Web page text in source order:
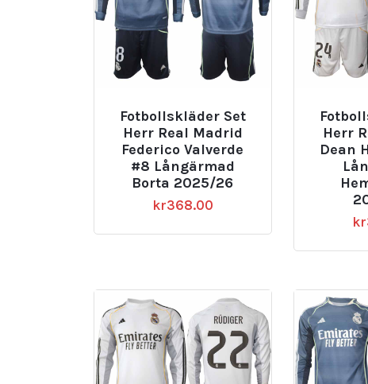
Fotbollskläder Set
Herr Real Madrid
Federico Valverde
#8 Långärmad
Borta 2025/26
kr368.00
Herr
Dean
kr